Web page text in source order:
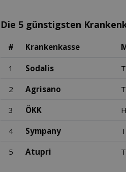
Die 5 günstigsten
# Krankenkasse
1 Sodalis
2 Agrisano
3 ÖKK
4 Sympany
5 Atupri